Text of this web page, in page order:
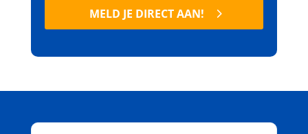
MELD JE DIRECT AAN!